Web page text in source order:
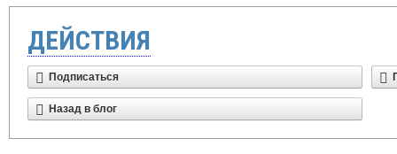
ДЕЙСТВИЯ
Подписаться
Назад в блог